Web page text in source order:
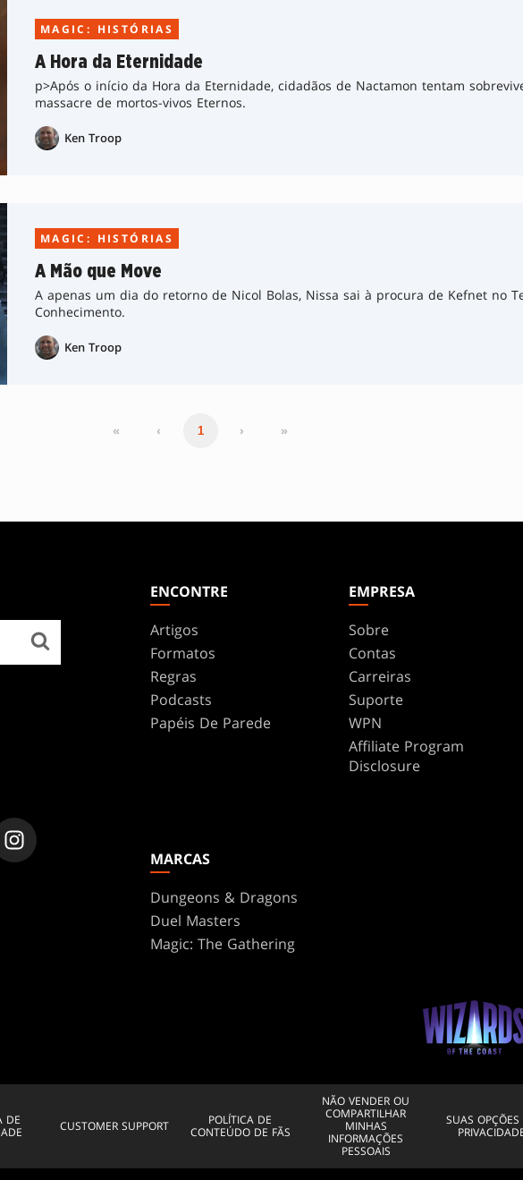
MAGIC: HISTÓRIAS
A Hora da Eternidade
p>Após o início da Hora da Eternidade, cidadãos de Nactamon tentam
massacre de mortos-vivos Eternos.
Ken Troop
MAGIC: HISTÓRIAS
A Mão que Move
A apenas um dia do retorno de Nicol Bolas, Nissa sai à procura de Kefnet no
Conhecimento.
Ken Troop
« ‹ 1 › »
ENCONTRE
Artigos
Formatos
Regras
Podcasts
Papéis De Parede
EMPRESA
Sobre
Contas
Carreiras
Suporte
WPN
Affiliate Program
Disclosure
MARCAS
Dungeons & Dragons
Duel Masters
Magic: The Gathering
DE
CUSTOMER SUPPORT
POLÍTICA DE
CONTEÚDO DE FÃS
NÃO VENDER OU
COMPARTILHAR
MINHAS
INFORMAÇÕES
PESSOAIS
SUAS OPÇÕES